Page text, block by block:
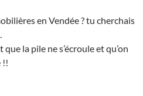
en Vendée ? tu cherchais
la pile ne s’écroule et qu’on
!!